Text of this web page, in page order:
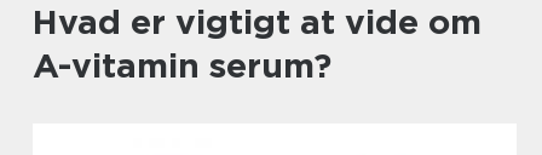
Hvad er vigtigt at vide om
A-vitamin serum?